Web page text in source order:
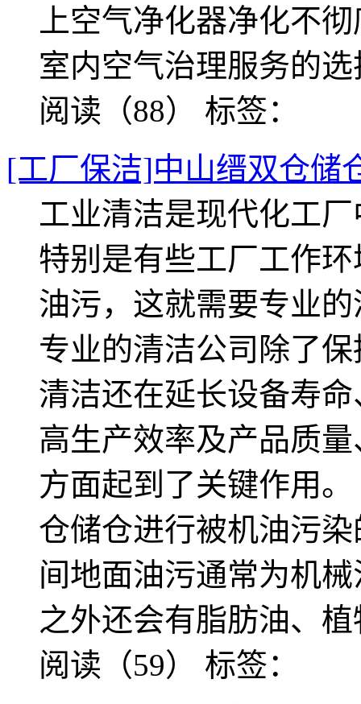
上空气净化器净化不
室内空气治理服务的选
阅读（88） 标签：
[工厂保洁]中山缙双仓储
工业清洁是现代化工
特别是有些工厂工作
油污，这就需要专业
专业的清洁公司除了
清洁还在延长设备寿
高生产效率及产品质
方面起到了关键作用。
仓储仓进行被机油污
间地面油污通常为机
之外还会有脂肪油、
阅读（59） 标签：